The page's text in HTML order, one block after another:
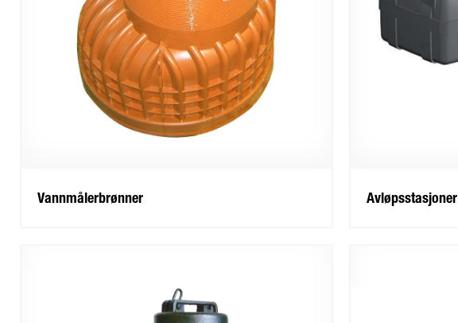
Vannmålerbrønner Avløpsstasjoner